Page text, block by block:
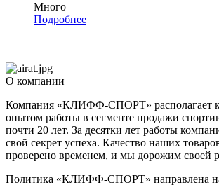
Много
Подробнее
О компании
Компания «КЛИФФ-СПОРТ» располагает
опытом работы в сегменте продажи
почти 20 лет. За десятки лет работы
свой секрет успеха. Качество наших
проверено временем, и мы дорожим своей
Политика «КЛИФФ-СПОРТ» направлена